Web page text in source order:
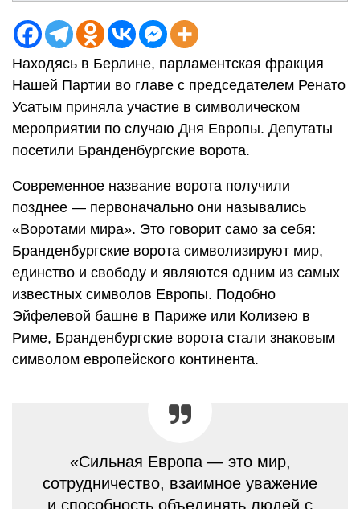
Находясь в Берлине, парламентская фракция
Нашей Партии во главе с председателем Ренато
Усатым приняла участие в символическом
мероприятии по случаю Дня Европы. Депутаты
посетили Бранденбургские ворота.
Современное название ворота получили
позднее — первоначально они назывались
«Воротами мира». Это говорит само за себя:
Бранденбургские ворота символизируют мир,
единство и свободу и являются одним из самых
известных символов Европы. Подобно
Эйфелевой башне в Париже или Колизею в
Риме, Бранденбургские ворота стали знаковым
символом европейского континента.
«Сильная Европа — это мир,
сотрудничество, взаимное уважение
и способность объединять людей с